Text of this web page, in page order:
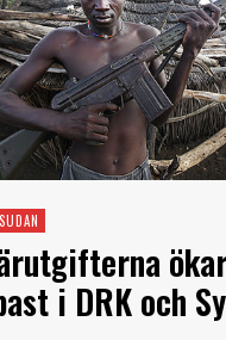
i DRK och